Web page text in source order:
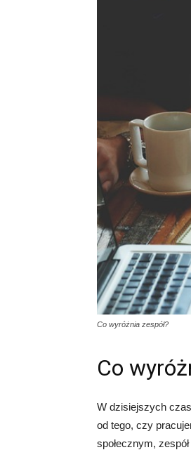
Co wyróżnia zespół?
Co
W dzisiejszych
od tego, czy
społecznym,